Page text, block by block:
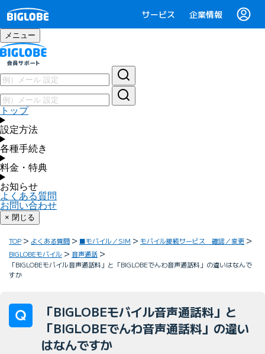
サービス 企業情報
メニュー
トップ
設定方法
各種手続き
料金・特典
お知らせ
よくある質問
お問い合わせ
× 閉じる
TOP よくある質問 ■モバイル／SIM
モバイル接続サービス 確認／変更
BIGLOBEモバイル
音声通話
「BIGLOBEモバイル音声通話料」と「BIGLOBEでんわ音声通話料」の違いはなんで
すか
「BIGLOBEモバイル音声通話料」と
「BIGLOBEでんわ音声通話料」の違い
はなんですか